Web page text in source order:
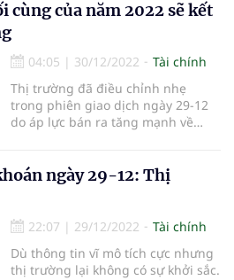
cùng của năm 2022 sẽ kết
04:05 | 30/12/2022
Tài chính
Thị trường đã điều chỉnh nhẹ
trong phiên giao dịch ngày 29-12
do áp lực bán ra tăng mạnh về
cho thấy sự thận trọng cao của
phần lớn các nhà đầu tư trong các
ngày 29-12: Thị
22:07 | 29/12/2022
Tài chính
Dù thông tin vĩ mô tích cực nhưng
thị trường lại không có sự khởi sắc.